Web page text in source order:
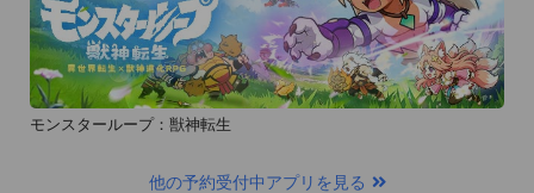
モンスターループ：獣神転生
他の予約受付中アプリを見る